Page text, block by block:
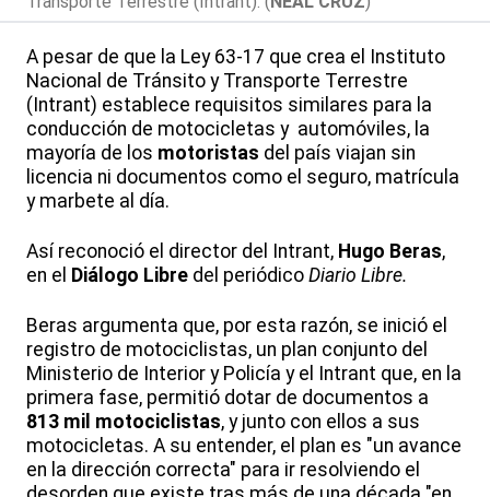
A pesar de que la Ley 63-17 que crea el Instituto
Nacional de Tránsito y Transporte Terrestre
(Intrant) establece requisitos similares para la
conducción de motocicletas y automóviles, la
mayoría de los motoristas del país viajan sin
licencia ni documentos como el seguro, matrícula
y marbete al día.
Así reconoció el director del Intrant, Hugo Beras,
en el Diálogo Libre del periódico Diario Libre.
Beras argumenta que, por esta razón, se inició el
registro de motociclistas, un plan conjunto del
Ministerio de Interior y Policía y el Intrant que, en la
primera fase, permitió dotar de documentos a
813 mil motociclistas, y junto con ellos a sus
motocicletas. A su entender, el plan es "un avance
en la dirección correcta" para ir resolviendo el